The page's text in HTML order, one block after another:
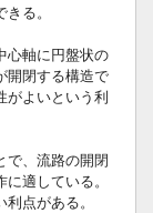
る。
心軸に円盤状の
開閉する構造で
がよいという利
で、流路の開閉
適している。
点がある。